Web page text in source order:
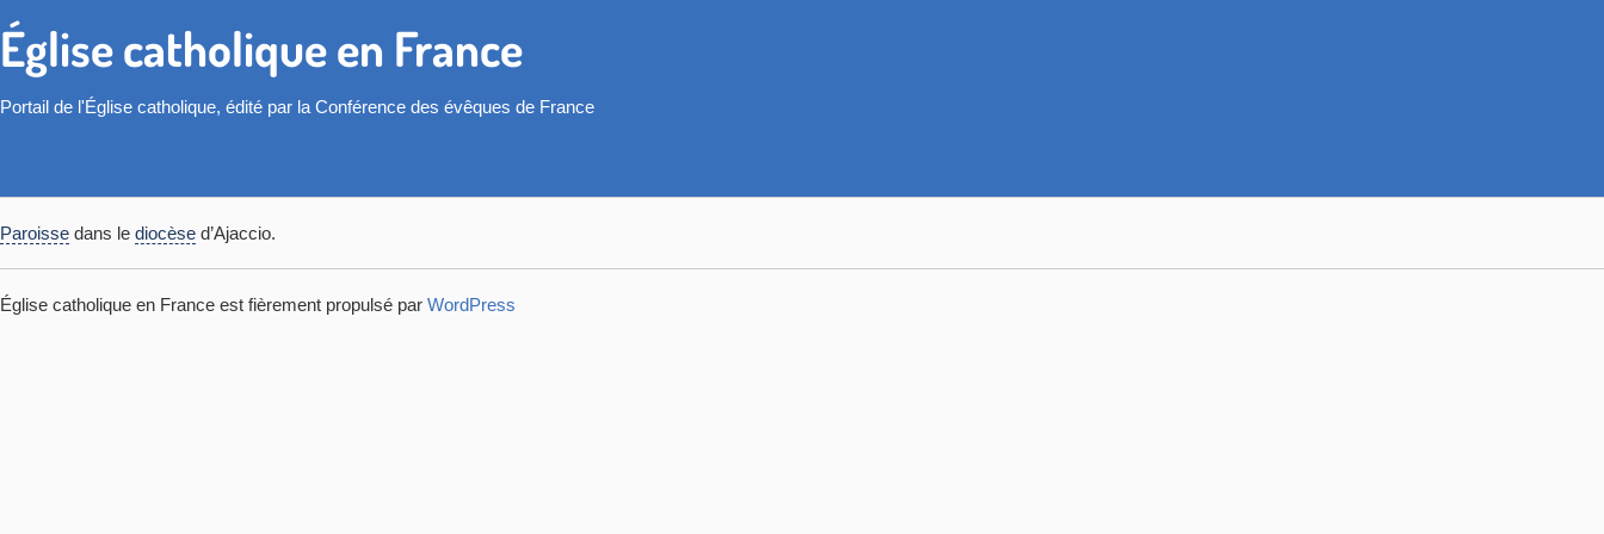
Église catholique en France
Portail de l'Église catholique, édité par la Conférence des évêques de France
Paroisse dans le diocèse d’Ajaccio.
Église catholique en France est fièrement propulsé par WordPress